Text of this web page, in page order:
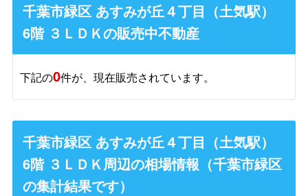
千葉市緑区 あすみが丘４丁目（土気駅）
6階 ３ＬＤＫの販売中不動産
下記の0件が、現在販売されています。
千葉市緑区 あすみが丘４丁目（土気駅）
6階 ３ＬＤＫ周辺の相場情報（千葉市緑区
の集計結果です）